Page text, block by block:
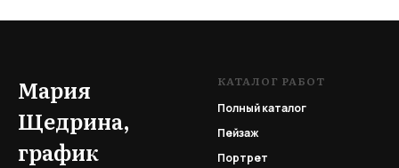
Мария
Щедрина,
график
КАТАЛОГ РАБОТ
Полный каталог
Пейзаж
Портрет